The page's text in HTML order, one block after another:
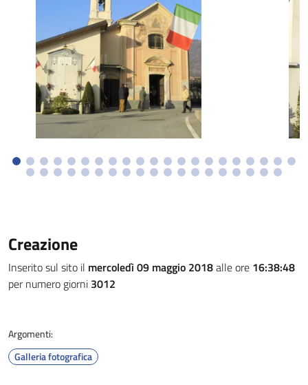
Creazione
Inserito sul sito il mercoledì 09 maggio 2018alle ore 16:38:48
per numero giorni 3012
Argomenti:
Galleria fotografica